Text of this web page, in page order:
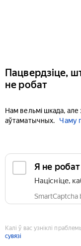
Пацвердзіце,
не робат
Нам вельмі шкада,
аўтаматычных.
Чаму
Я не робат
Націсніце,
SmartCaptcha
Калі ў вас узніклі
сувязі